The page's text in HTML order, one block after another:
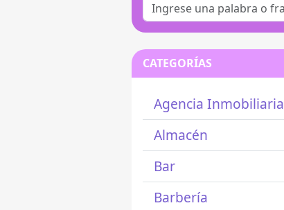
CATEGORÍAS
Agencia Inmobiliaria
Almacén
Bar
Barbería